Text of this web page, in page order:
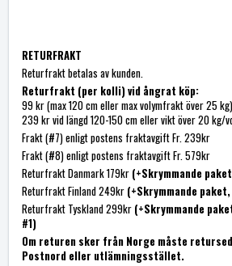
RETURFRAKT
Returfrakt betalas av kunden.
Returfrakt (per kolli) vid ångrat köp:
99 kr (max 120 cm eller max volymfrakt över 25
239 kr vid längd 120-150 cm eller vikt över 20 kg/
Frakt (#7) enligt postens fraktavgift Fr. 239kr
Frakt (#8) enligt postens fraktavgift Fr. 579kr
Returfrakt Danmark 179kr (+Skrymmande
Returfrakt Finland 249kr (+Skrymmande
Returfrakt Tyskland 299kr (+Skrymmande
#1)
Om returen sker från Norge måste
Postnord eller utlämningsstället.